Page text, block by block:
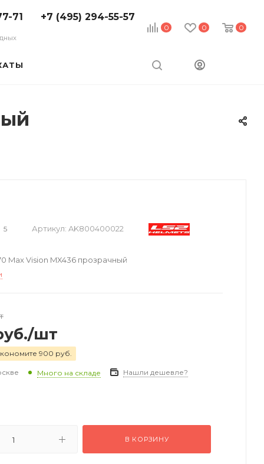
0 0 0
71 +7 (495) 294-55-57
5 Артикул: AK800400022
Max Vision MX436 прозрачный
/шт
900 руб.
Много на складе Нашли дешевле?
В КОРЗИНУ